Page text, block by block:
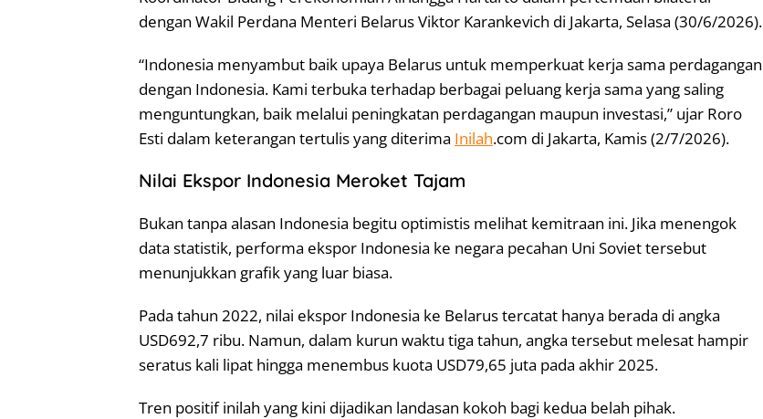
dengan Wakil Perdana Menteri Belarus Viktor Karankevich di Jakarta, Selasa (30/6/2026).
“Indonesia menyambut baik upaya Belarus untuk memperkuat kerja sama perdagangan
dengan Indonesia. Kami terbuka terhadap berbagai peluang kerja sama yang saling
menguntungkan, baik melalui peningkatan perdagangan maupun investasi,” ujar Roro
Esti dalam keterangan tertulis yang diterima Inilah.com di Jakarta, Kamis (2/7/2026).
Nilai Ekspor Indonesia Meroket Tajam
Bukan tanpa alasan Indonesia begitu optimistis melihat kemitraan ini. Jika menengok
data statistik, performa ekspor Indonesia ke negara pecahan Uni Soviet tersebut
menunjukkan grafik yang luar biasa.
Pada tahun 2022, nilai ekspor Indonesia ke Belarus tercatat hanya berada di angka
USD692,7 ribu. Namun, dalam kurun waktu tiga tahun, angka tersebut melesat hampir
seratus kali lipat hingga menembus kuota USD79,65 juta pada akhir 2025.
Tren positif inilah yang kini dijadikan landasan kokoh bagi kedua belah pihak.